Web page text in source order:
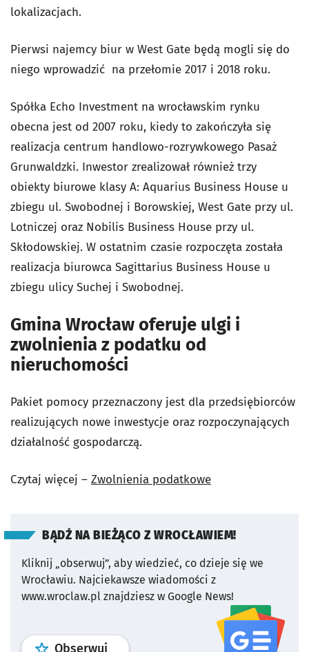
lokalizacjach.
Pierwsi najemcy biur w West Gate będą mogli się do
niego wprowadzić na przełomie 2017 i 2018 roku.
Spółka Echo Investment na wrocławskim rynku
obecna jest od 2007 roku, kiedy to zakończyła się
realizacja centrum handlowo-rozrywkowego Pasaż
Grunwaldzki. Inwestor zrealizował również trzy
obiekty biurowe klasy A: Aquarius Business House u
zbiegu ul. Swobodnej i Borowskiej, West Gate przy ul.
Lotniczej oraz Nobilis Business House przy ul.
Skłodowskiej. W ostatnim czasie rozpoczęta została
realizacja biurowca Sagittarius Business House u
zbiegu ulicy Suchej i Swobodnej.
Gmina Wrocław oferuje ulgi i
zwolnienia z podatku od
nieruchomości
Pakiet pomocy przeznaczony jest dla przedsiębiorców
realizujących nowe inwestycje oraz rozpoczynających
działalność gospodarczą.
Czytaj więcej – Zwolnienia podatkowe
BĄDŹ NA BIEŻĄCO Z WROCŁAWIEM!
Kliknij „obserwuj”, aby wiedzieć, co dzieje się we
Wrocławiu. Najciekawsze wiadomości z
www.wroclaw.pl znajdziesz w Google News!
Obserwuj profil serwisu